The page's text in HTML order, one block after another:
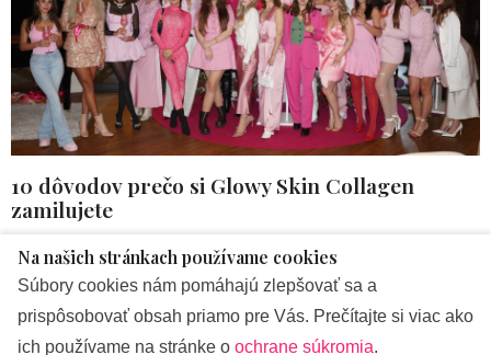
10 dôvodov prečo si Glowy Skin Collagen
zamilujete
Nový kolagén sme pre vás v redakcii otestovali a pripravili si
pre vás hneď 10 dôvodov prečo ho potrebujete vyskúšať:
Na našich stránkach používame cookies
Súbory cookies nám pomáhajú zlepšovať sa a
prispôsobovať obsah priamo pre Vás. Prečítajte si viac ako
ich používame na stránke o ochrane súkromia.